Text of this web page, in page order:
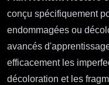
conçu spécifiquement
endommagées ou
avancés
efficacement les
décoloration et les